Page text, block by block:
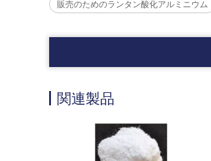
販売のためのランタン酸化アルミニウム
関連製品